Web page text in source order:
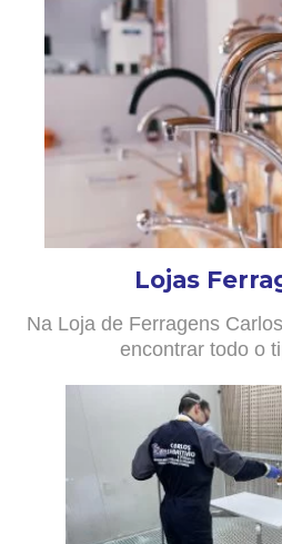
Lojas
Na Loja de Ferragens
encontrar todo o